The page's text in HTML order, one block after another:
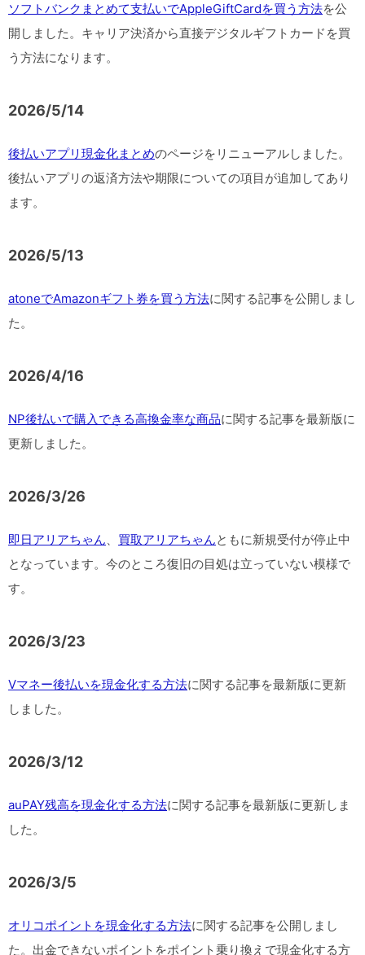
ソフトバンクまとめて支払いでAppleGiftCardを買う方法を公
開しました。キャリア決済から直接デジタルギフトカードを買
う方法になります。
2026/5/14
後払いアプリ現金化まとめのページをリニューアルしました。
後払いアプリの返済方法や期限についての項目が追加してあり
ます。
2026/5/13
atoneでAmazonギフト券を買う方法に関する記事を公開しまし
た。
2026/4/16
NP後払いで購入できる高換金率な商品に関する記事を最新版に
更新しました。
2026/3/26
即日アリアちゃん、 買取アリアちゃんともに新規受付が停止中
となっています。今のところ復旧の目処は立っていない模様で
す。
2026/3/23
Vマネー後払いを現金化する方法に関する記事を最新版に更新
しました。
2026/3/12
auPAY残高を現金化する方法に関する記事を最新版に更新しま
した。
2026/3/5
オリコポイントを現金化する方法に関する記事を公開しまし
た。出金できないポイントをポイント乗り換えで現金化する方